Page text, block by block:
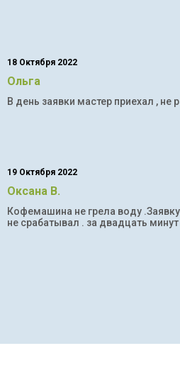
18 Октября 2022
Ольга
В день заявки мастер приехал ,
19 Октября 2022
Оксана В.
Кофемашина не грела воду
не срабатывал . за двадцать